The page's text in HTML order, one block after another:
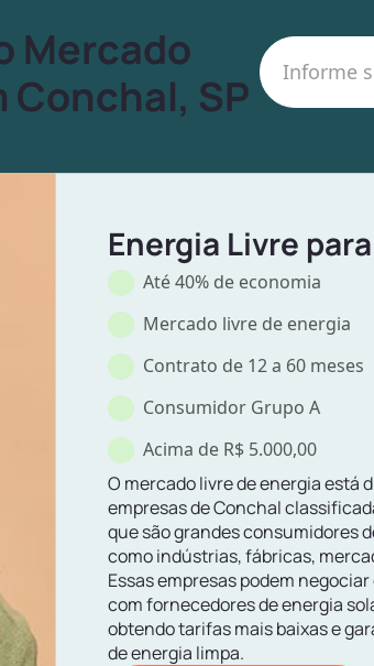
Mercado
Conchal, SP
Energia Livre
Até 40% de economia
Mercado livre de energia
Contrato de 12 a 60 meses
Consumidor Grupo A
Acima de R$ 5.000,00
O mercado livre de energia está
empresas de Conchal
que são grandes consumidores
como indústrias, fábricas,
Essas empresas podem
com fornecedores de energia
obtendo tarifas mais baixas e
de energia limpa.